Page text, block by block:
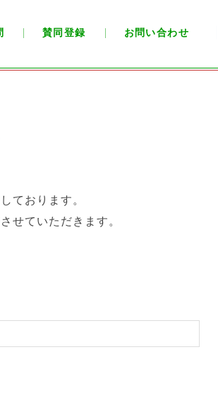
賛同登録 お問い合わせ
ております。
せていただきます。